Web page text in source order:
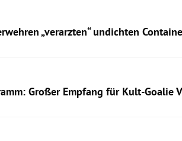
„verarzten“ undichten
Großer Empfang für Kult-Goalie